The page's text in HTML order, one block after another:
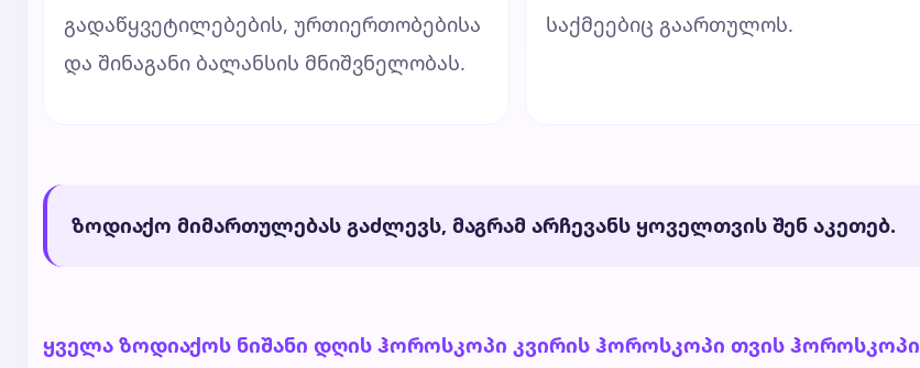
გადაწყვეტილებების, ურთიერთობებისა
და შინაგანი ბალანსის მნიშვნელობას.
საქმეებიც გაართულოს.
ზოდიაქო მიმართულებას გაძლევს, მაგრამ არჩევანს ყოველთვის შენ აკეთებ.
ყველა ზოდიაქოს ნიშანი დღის ჰოროსკოპი კვირის ჰოროსკოპი თვის ჰოროსკოპი